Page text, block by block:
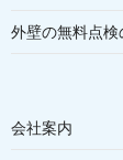
外壁の無料点
会社案内